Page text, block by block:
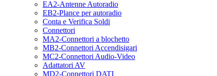
EA2-Antenne Autoradio
EB2-Plance per autoradio
Conta e Verifica Soldi
Connettori
MA2-Connettori a blochetto
MB2-Connettori Accendisigari
MC2-Connettori Audio-Video
Adattatori AV
MD2-Connettori DATI